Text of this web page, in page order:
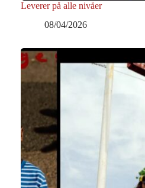
Leverer på alle nivåer
08/04/2026